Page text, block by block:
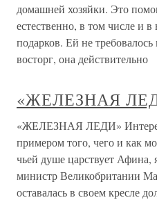
домашней хозяйки. Это
естественно, в том числе и
подарков. Ей не
восторг, она действительно
«ЖЕЛЕЗНАЯ
«ЖЕЛЕЗНАЯ ЛЕДИ»
примером того, чего и как
чьей душе царствует
министр Великобритании
оставалась в своем кресле